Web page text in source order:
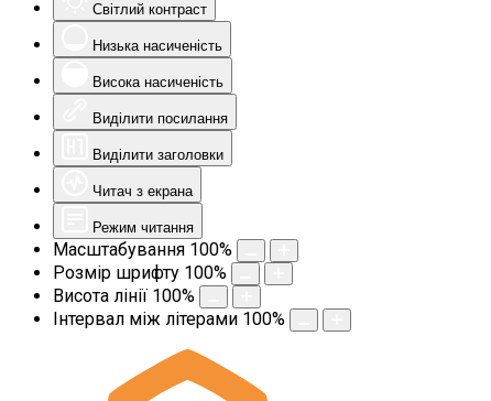
Світлий контраст
Низька насиченість
Висока насиченість
Виділити посилання
Виділити заголовки
Читач з екрана
Режим читання
Масштабування 100%
Розмір шрифту 100%
Висота лінії 100%
Інтервал між літерами 100%